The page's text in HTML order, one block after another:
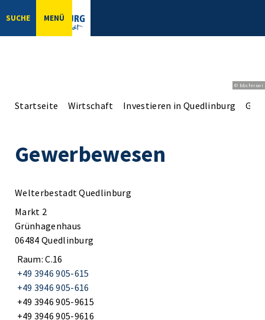
SUCHE MENÜ
© bbsferrari
Startseite Wirtschaft Investieren in Quedlinburg
Gewerbewesen
Welterbestadt Quedlinburg
Markt 2
Grünhagenhaus
06484 Quedlinburg
Raum: C.16
+49 3946 905-615
+49 3946 905-616
+49 3946 905-9615
+49 3946 905-9616